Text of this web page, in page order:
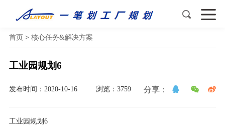
首页 > 核心任务&解决方案
工业园规划6
发布时间：2020-10-16 浏览：3759 分享：
工业园规划6